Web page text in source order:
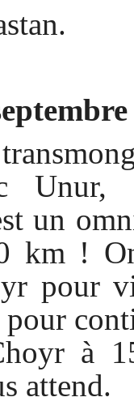
Unur,
un
km !
pour
à
attend.